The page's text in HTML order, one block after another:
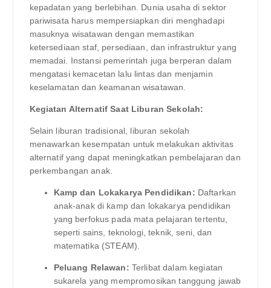
kepadatan yang berlebihan. Dunia usaha di sektor
pariwisata harus mempersiapkan diri menghadapi
masuknya wisatawan dengan memastikan
ketersediaan staf, persediaan, dan infrastruktur yang
memadai. Instansi pemerintah juga berperan dalam
mengatasi kemacetan lalu lintas dan menjamin
keselamatan dan keamanan wisatawan.
Kegiatan Alternatif Saat Liburan Sekolah:
Selain liburan tradisional, liburan sekolah
menawarkan kesempatan untuk melakukan aktivitas
alternatif yang dapat meningkatkan pembelajaran dan
perkembangan anak.
Kamp dan Lokakarya Pendidikan: Daftarkan
anak-anak di kamp dan lokakarya pendidikan
yang berfokus pada mata pelajaran tertentu,
seperti sains, teknologi, teknik, seni, dan
matematika (STEAM).
Peluang Relawan: Terlibat dalam kegiatan
sukarela yang mempromosikan tanggung jawab